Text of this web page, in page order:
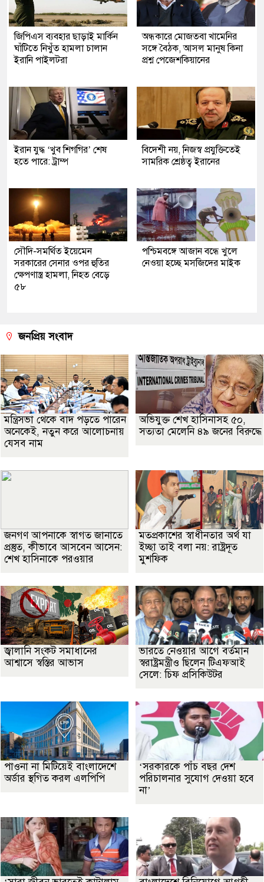
জিপিএস ব্যবহার ছাড়াই মার্কিন
ঘাঁটিতে নিখুঁত হামলা চালান
ইরানি পাইলটরা
অন্ধকারে মোজতবা খামেনির
সঙ্গে বৈঠক, আসল মানুষ কিনা
প্রশ্ন পেজেশকিয়ানের
ইরান যুদ্ধ ‘খুব শিগগির’ শেষ
হতে পারে: ট্রাম্প
বিদেশী নয়, নিজস্ব প্রযুক্তিতেই
সামরিক শ্রেষ্ঠত্ব ইরানের
সৌদি-সমর্থিত ইয়েমেন
সরকারের সেনার ওপর হুতির
ক্ষেপণাস্ত্র হামলা, নিহত বেড়ে
৫৮
পশ্চিমবঙ্গে আজান বন্ধে খুলে
নেওয়া হচ্ছে মসজিদের মাইক
জনপ্রিয় সংবাদ
মন্ত্রিসভা থেকে বাদ পড়তে পারেন
অনেকেই, নতুন করে আলোচনায়
যেসব নাম
অভিযুক্ত শেখ হাসিনাসহ ৫০,
সত্যতা মেলেনি ৪৯ জনের বিরুদ্ধে
জনগণ আপনাকে স্বাগত জানাতে
প্রস্তুত, কীভাবে আসবেন আসেন:
শেখ হাসিনাকে পরওয়ার
মতপ্রকাশের স্বাধীনতার অর্থ যা
ইচ্ছা তাই বলা নয়: রাষ্ট্রদূত
মুশফিক
জ্বালানি সংকট সমাধানের
আশ্বাসে স্বস্তির আভাস
ভারতে নেওয়ার আগে বর্তমান
স্বরাষ্ট্রমন্ত্রীও ছিলেন টিএফআই
সেলে: চিফ প্রসিকিউটর
পাওনা না মিটিয়েই বাংলাদেশে
অর্ডার স্থগিত করল এলপিপি
‘সরকারকে পাঁচ বছর দেশ
পরিচালনার সুযোগ দেওয়া হবে
না’